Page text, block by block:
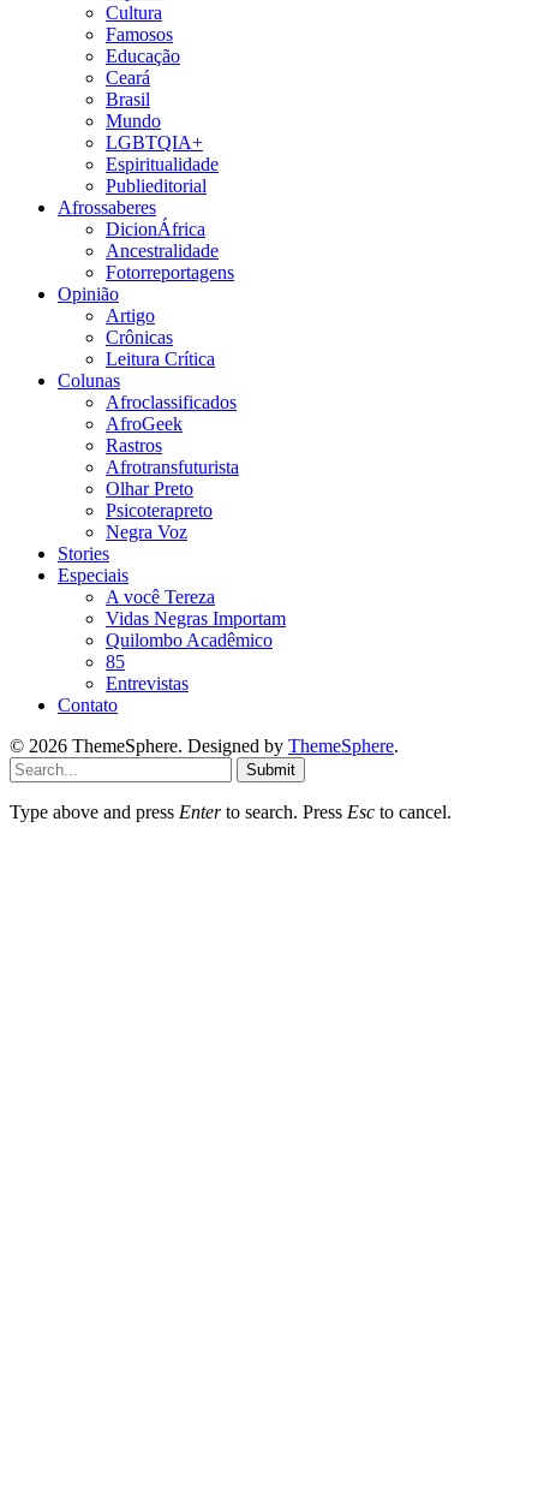
Cultura
Famosos
Educação
Ceará
Brasil
Mundo
LGBTQIA+
Espiritualidade
Publieditorial
Afrossaberes
DicionÁfrica
Ancestralidade
Fotorreportagens
Opinião
Artigo
Crônicas
Leitura Crítica
Colunas
Afroclassificados
AfroGeek
Rastros
Afrotransfuturista
Olhar Preto
Psicoterapreto
Negra Voz
Stories
Especiais
A você Tereza
Vidas Negras Importam
Quilombo Acadêmico
85
Entrevistas
Contato
© 2026 ThemeSphere. Designed by ThemeSphere.
Submit
Type above and press Enterto search. Press Esc to cancel.